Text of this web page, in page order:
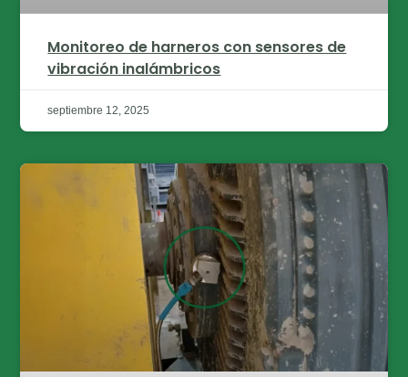
Monitoreo de harneros con sensores de
vibración inalámbricos
septiembre 12, 2025